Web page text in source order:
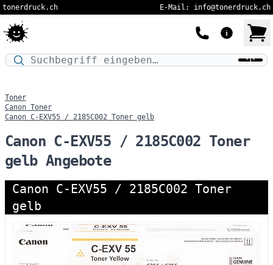
tonerdruck.ch E-Mail: info@tonerdruck.ch
Druckermodell oder Produktnamen eingeben…
Toner
Canon Toner
Canon C-EXV55 / 2185C002 Toner gelb
Canon C-EXV55 / 2185C002 Toner
gelb Angebote
Canon C-EXV55 / 2185C002 Toner
gelb